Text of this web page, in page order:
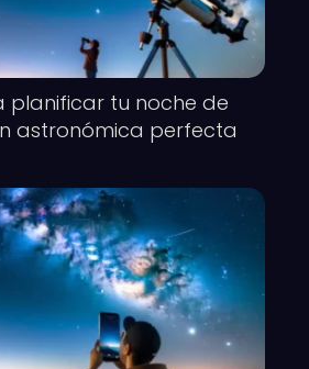
planificar tu noche de
astronómica perfecta